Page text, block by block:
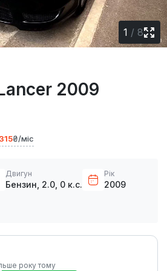
1 / 8
2009
₴/міс
Двигун
Бензин, 2.0, 0 к.с.
Рік
2009
року тому